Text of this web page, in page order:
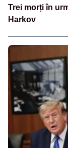
Trei morți în
Harkov